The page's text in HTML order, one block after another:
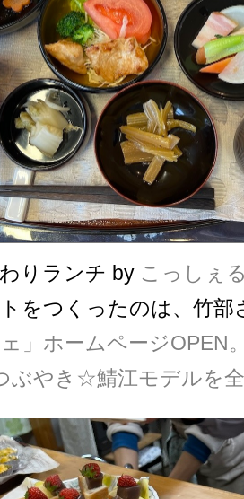
りランチ by こっしぇ
をつくったのは、竹部
」ホームページOPEN
ぶやき☆鯖江モデルを